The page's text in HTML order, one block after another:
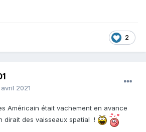
2
2021
Américain était vachement en avance
dirait des vaisseaux spatial !